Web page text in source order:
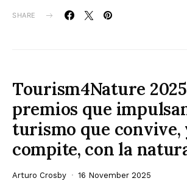
SHARE
Tourism4Nature
premios que
turismo que convive,
compite, con la
Arturo Crosby 16 November 2025